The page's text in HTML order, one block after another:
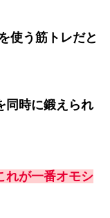
使う筋トレだと
同時に鍛えられ
れが一番オモシ